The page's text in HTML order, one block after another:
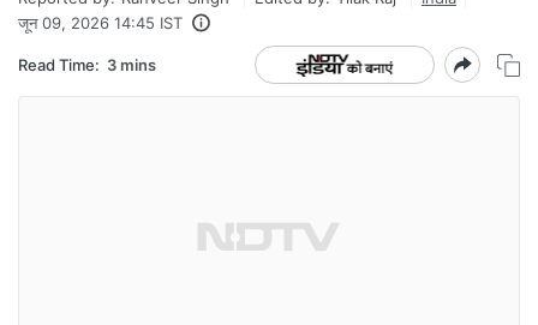
जून 09, 2026 14:45 IST
Read Time: 3 mins